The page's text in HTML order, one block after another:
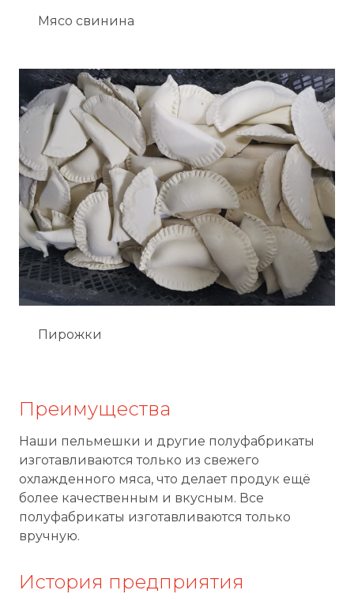
Мясо свинина
Пирожки
Преимущества
Наши пельмешки и другие полуфабрикаты
изготавливаются только из свежего
охлажденного мяса, что делает продук ещё
более качественным и вкусным. Все
полуфабрикаты изготавливаются только
вручную.
История предприятия